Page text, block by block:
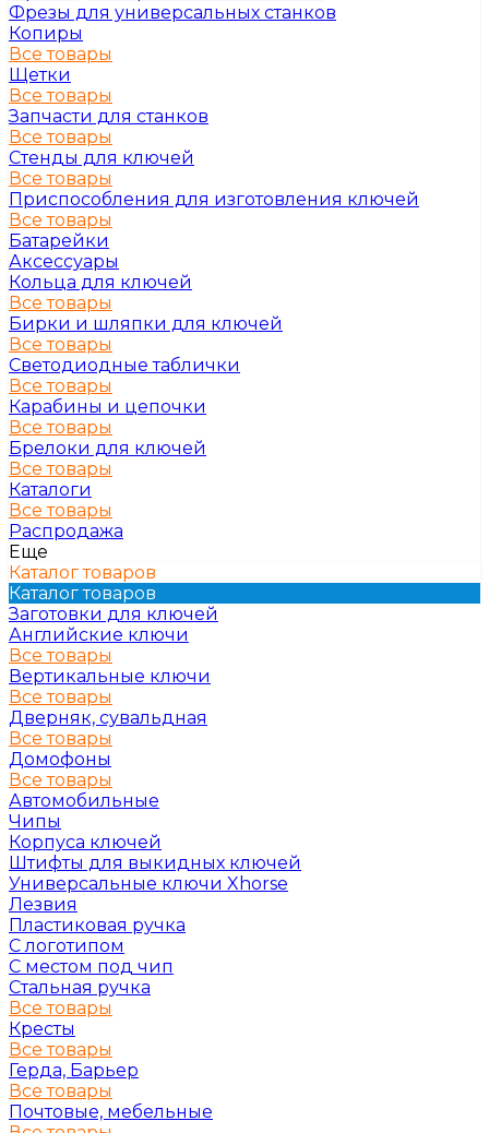
Фрезы для универсальных станков
Копиры
Все товары
Щетки
Все товары
Запчасти для станков
Все товары
Стенды для ключей
Все товары
Приспособления для изготовления ключей
Все товары
Батарейки
Аксессуары
Кольца для ключей
Все товары
Бирки и шляпки для ключей
Все товары
Светодиодные таблички
Все товары
Карабины и цепочки
Все товары
Брелоки для ключей
Все товары
Каталоги
Все товары
Распродажа
Еще
Каталог товаров
Каталог товаров
Заготовки для ключей
Английские ключи
Все товары
Вертикальные ключи
Все товары
Дверняк, сувальдная
Все товары
Домофоны
Все товары
Автомобильные
Чипы
Корпуса ключей
Штифты для выкидных ключей
Универсальные ключи Xhorse
Лезвия
Пластиковая ручка
С логотипом
С местом под чип
Стальная ручка
Все товары
Кресты
Все товары
Герда, Барьер
Все товары
Почтовые, мебельные